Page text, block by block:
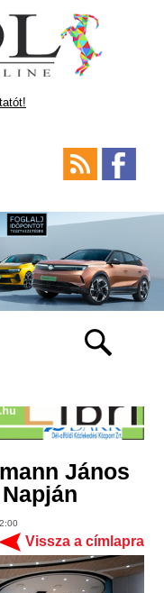
János
Vissza a címlapra